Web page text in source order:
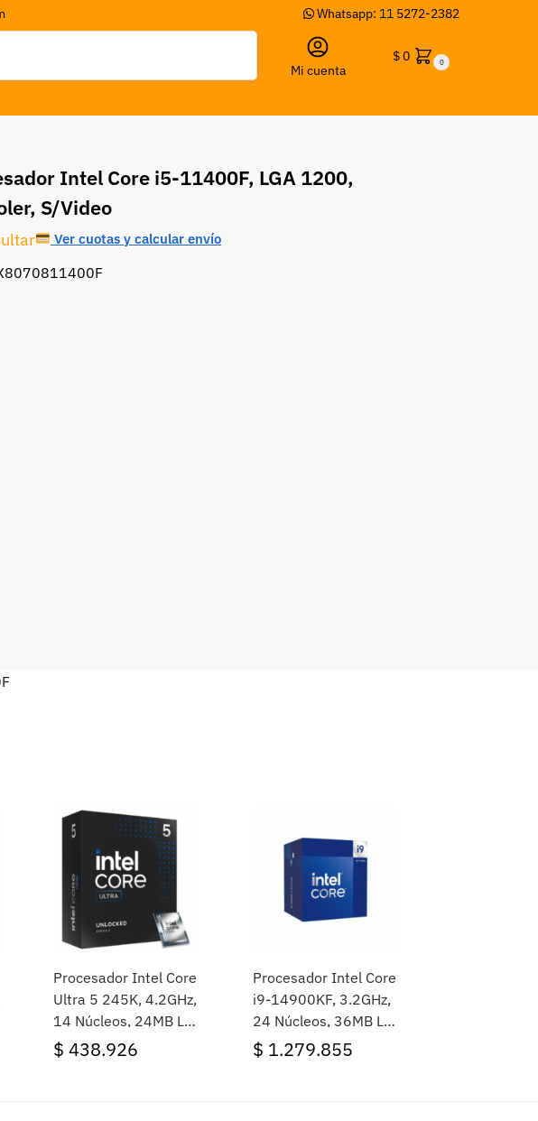
Whatsapp: 11 5272-2382
Mi cuenta
$0 0
Intel Core i5-11400F, LGA 1200,
S/Video
Ver cuotas y calcular envío
Procesador Intel Core
Ultra 5 245K, 4.2GHz,
14 Núcleos, 24MB L3,
Sin cooler, Sin Video,
$ 438.926
Procesador Intel Core
i9-14900KF, 3.2GHz,
24 Núcleos, 36MB L3,
Sin video, Socket
$ 1.279.855